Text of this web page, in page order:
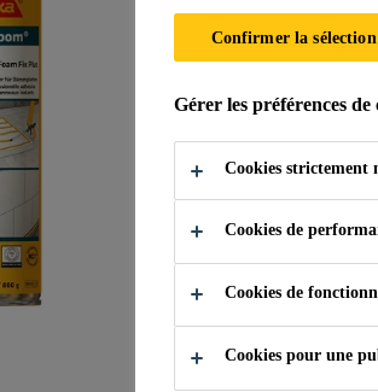
Mousse
efficace,
Plus +
Bonne
Bonne
Confirmer la sélection
Gérer les préférences de
Cookies strictement
Cookies de
Cookies de
Cookies pour une